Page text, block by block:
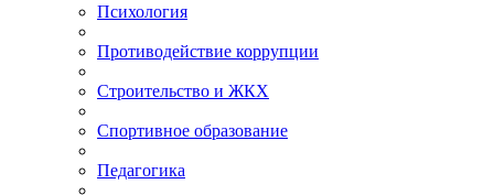
Психология
Противодействие коррупции
Строительство и ЖКХ
Спортивное образование
Педагогика